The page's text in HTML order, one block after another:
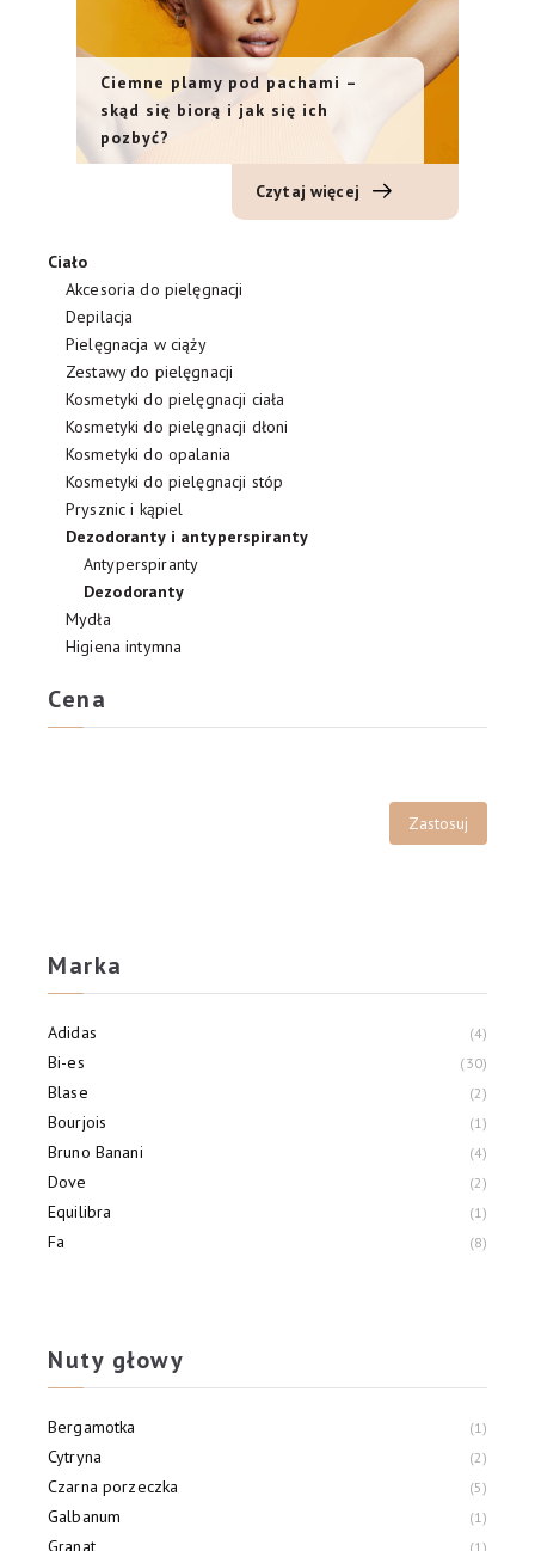
Ciemne plamy pod pachami –
skąd się biorą i jak się ich
pozbyć?
Czytaj więcej
Ciało
Akcesoria do pielęgnacji
Depilacja
Pielęgnacja w ciąży
Zestawy do pielęgnacji
Kosmetyki do pielęgnacji ciała
Kosmetyki do pielęgnacji dłoni
Kosmetyki do opalania
Kosmetyki do pielęgnacji stóp
Prysznic i kąpiel
Dezodoranty i antyperspiranty
Antyperspiranty
Dezodoranty
Mydła
Higiena intymna
Cena
Marka
Adidas 4
Bi-es 30
Blase 2
Bourjois 1
Bruno Banani 4
Dove 2
Equilibra 1
Fa 8
Nuty głowy
Bergamotka 1
Cytryna 2
Czarna porzeczka 5
Galbanum 1
Granat 1